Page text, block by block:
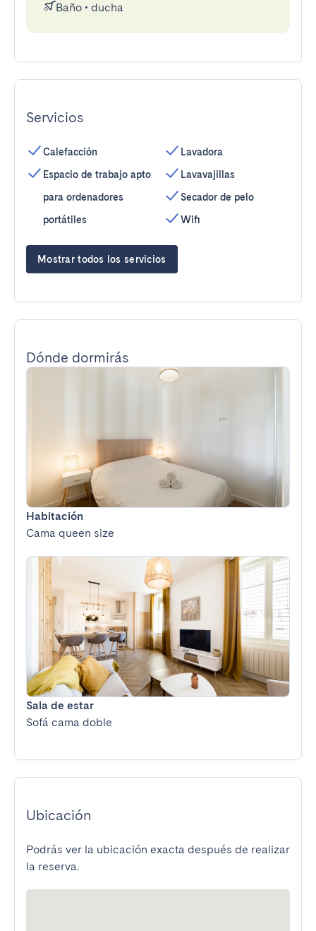
Baño • ducha
Servicios
Calefacción
Espacio de trabajo apto
para ordenadores
portátiles
Lavadora
Lavavajillas
Secador de pelo
Wifi
Mostrar todos los servicios
Dónde dormirás
Habitación
Cama queen size
Sala de estar
Sofá cama doble
Ubicación
Podrás ver la ubicación exacta después de realizar
la reserva.